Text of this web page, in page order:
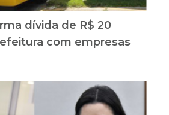
dívida de R$ 20
com empresas